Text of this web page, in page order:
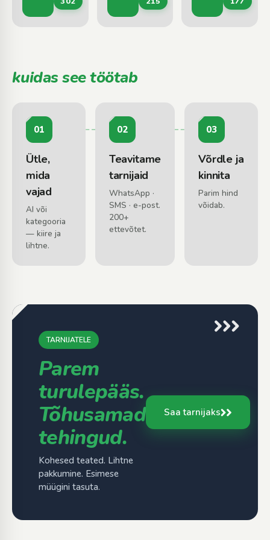
Kasvav mets · Raielangid · VõsaMetsaveoteenused · Puistematerjali
Briketid ·
kuidas see töötab
01
Ütle,
mida
vajad
AI või
kategooria
— kiire ja
lihtne.
02
Teavitame
tarnijaid
WhatsApp ·
SMS · e-post.
200+
ettevõtet.
03
Võrdle ja
kinnita
Parim hind
võidab.
TARNIJATELE
Parem
turulepääs.
Tõhusamad
tehingud.
Kohesed teated. Lihtne
pakkumine. Esimese
müügini tasuta.
Saa tarnijaks